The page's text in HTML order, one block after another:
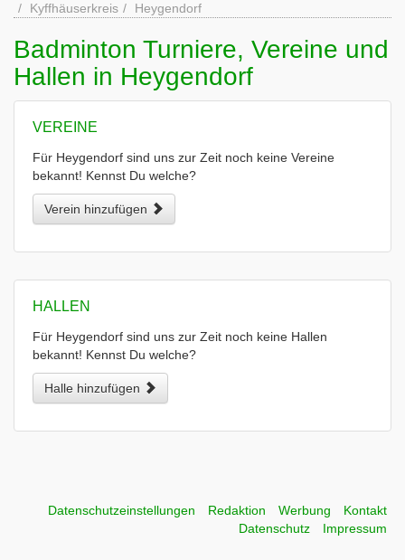
Kyffhäuserkreis
Heygendorf
Badminton Turniere, Vereine und
Hallen in Heygendorf
VEREINE
Für Heygendorf sind uns zur Zeit noch keine Vereine
bekannt! Kennst Du welche?
Verein hinzufügen
HALLEN
Für Heygendorf sind uns zur Zeit noch keine Hallen
bekannt! Kennst Du welche?
Halle hinzufügen
Datenschutzeinstellungen Redaktion Werbung
Kontakt
Datenschutz
Impressum